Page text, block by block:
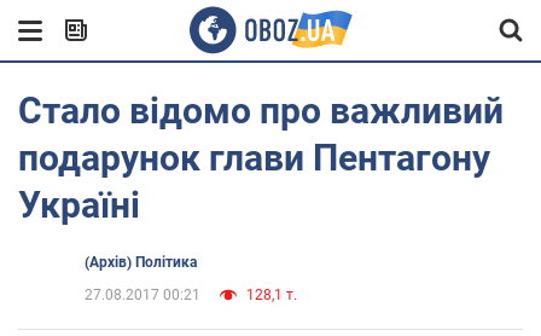
Стало відомо про важливий
подарунок глави Пентагону
Україні
(Архів) Політика
27.08.2017 00:21
128,1 т.